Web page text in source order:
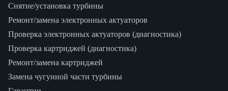
Снятие/установка турбины
Ремонт/замена электронных актуаторов
Проверка электронных актуаторов (диагностика)
Проверка картриджей (диагностика)
Ремонт/замена картриджей
Замена чугунной части турбины